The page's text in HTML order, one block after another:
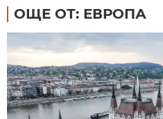
ОЩЕ ОТ: ЕВРОПА